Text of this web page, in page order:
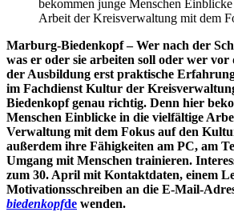
bekommen junge Menschen
Arbeit der Kreisverwaltung mit dem
Marburg-Biedenkopf – Wer nach der
was er oder sie arbeiten soll oder wer
der Ausbildung erst praktische
im Fachdienst Kultur der
Biedenkopf genau richtig. Denn hier
Menschen Einblicke in die vielfältige
Verwaltung mit dem Fokus auf den
außerdem ihre Fähigkeiten am PC, am
Umgang mit Menschen trainieren.
zum 30. April mit Kontaktdaten, einem
Motivationsschreiben an die E-Mail-
biedenkopfde wenden.